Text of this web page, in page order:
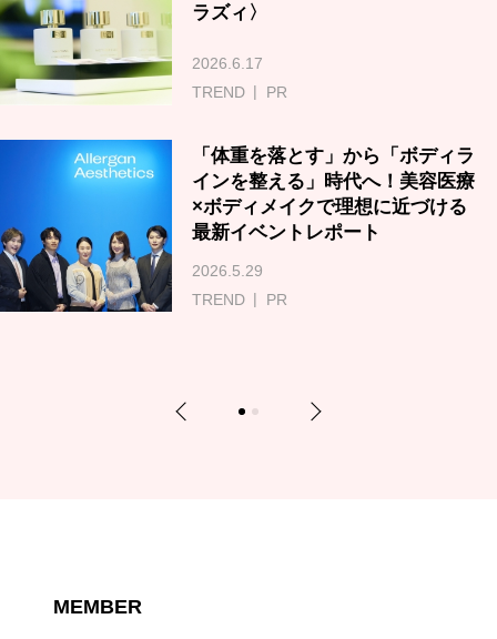
ラズィ〉
2026.6.17
TREND
PR
「体重を落とす」から「ボディラ
インを整える」時代へ！美容医療
×ボディメイクで理想に近づける
最新イベントレポート
2026.5.29
TREND
PR
Previous 1 2 Next
MEMBER